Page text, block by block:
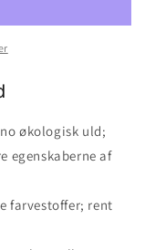
økologisk uld;
egenskaberne af
farvestoffer; rent